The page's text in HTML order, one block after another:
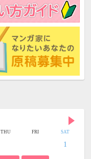
THU FRI SAT
1